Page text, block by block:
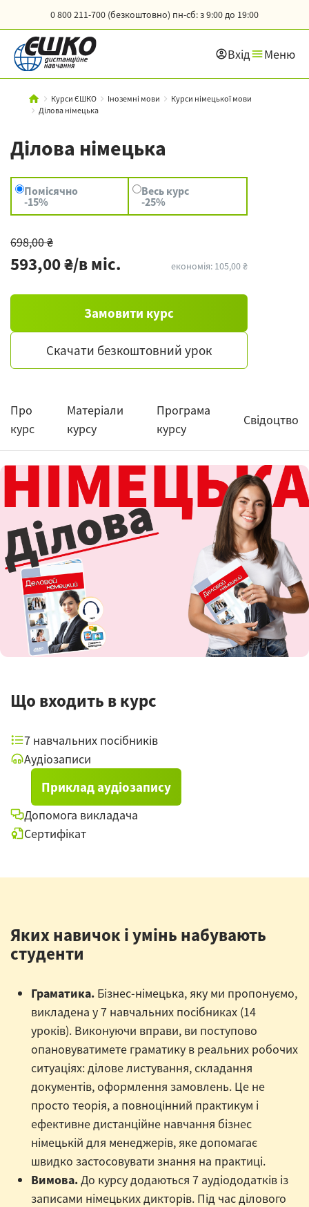
0 800 211-700 (безкоштовно) пн-сб: з 9:00 до 19:00
Вхід Меню
Курси ЄШКО Іноземні мови
Курси німецької мови
Ділова німецька
Ділова німецька
Помісячно
-15%
Весь курс
-25%
698,00 ₴
593,00 ₴/в міс. економія: 105,00 ₴
Замовити курс
Скачати безкоштовний урок
Про
курс
Матеріали
курсу
Програма
курсу
Свідоцтво
Що входить в курс
7 навчальних посібників
Аудіозаписи
Приклад аудіозапису
Допомога викладача
Сертифікат
Яких навичок і умінь набувають
студенти
Граматика. Бізнес-німецька, яку ми пропонуємо,
викладена у 7 навчальних посібниках (14
уроків). Виконуючи вправи, ви поступово
опановуватимете граматику в реальних робочих
ситуаціях: ділове листування, складання
документів, оформлення замовлень. Це не
просто теорія, а повноцінний практикум і
ефективне дистанційне навчання бізнес
німецькій для менеджерів, яке допомагає
швидко застосовувати знання на практиці.
Вимова.До курсу додаються 7 аудіододатків із
записами німецьких дикторів. Під час ділового